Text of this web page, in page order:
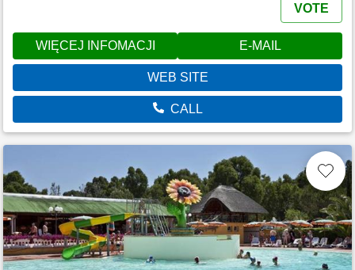
VOTE
WIĘCEJ INFOMACJI E-MAIL
WEB SITE
CALL